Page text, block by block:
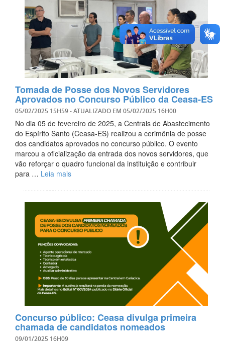
Tomada de Posse dos Novos Servidores
Aprovados no Concurso Público da Ceasa-ES
05/02/2025 15H59- ATUALIZADO EM 05/02/2025 16H00
No dia 05 de fevereiro de 2025, a Centrais de Abastecimento
do Espírito Santo (Ceasa-ES) realizou a cerimônia de posse
dos candidatos aprovados no concurso público. O evento
marcou a oficialização da entrada dos novos servidores, que
vão reforçar o quadro funcional da instituição e contribuir
para … Leia mais
Concurso público: Ceasa divulga primeira
chamada de candidatos nomeados
09/01/2025 16H09